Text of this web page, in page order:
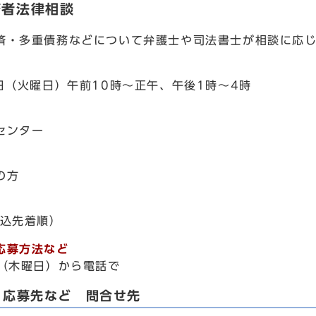
法律相談
多重債務などについて弁護士や司法書士が相談に応
曜日）午前10時～正午、午後1時～4時
ター
方
着順）
募方法など
曜日）から電話で
応募先など 問合せ先